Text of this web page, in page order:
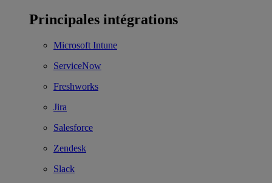
Principales intégrations
Microsoft Intune
ServiceNow
Freshworks
Jira
Salesforce
Zendesk
Slack